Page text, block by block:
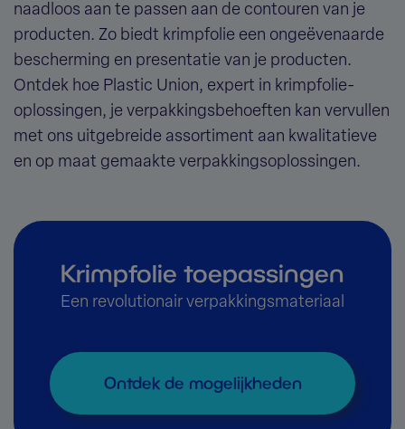
naadloos aan te passen aan de contouren van je
producten. Zo biedt krimpfolie een ongeëvenaarde
bescherming en presentatie van je producten.
Ontdek hoe Plastic Union, expert in krimpfolie-
oplossingen, je verpakkingsbehoeften kan vervullen
met ons uitgebreide assortiment aan kwalitatieve
en op maat gemaakte verpakkingsoplossingen.
Krimpfolie toepassingen
Een revolutionair verpakkingsmateriaal
Ontdek de mogelijkheden